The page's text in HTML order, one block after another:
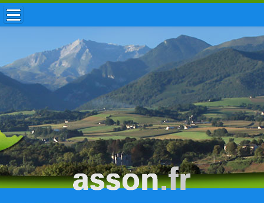
ACCUEIL / INFOS
MUNICIPALITÉ
VIE LOCALE
ENFANCE
TOURISME
HISTOIRE